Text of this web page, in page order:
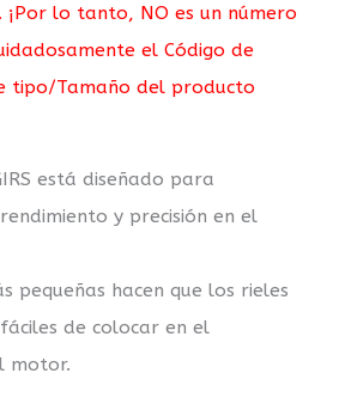
lo tanto, NO es un número
el Código de
tipo/Tamaño del producto
está diseñado para
y precisión en el
pequeñas hacen que los rieles
de colocar en el
motor.